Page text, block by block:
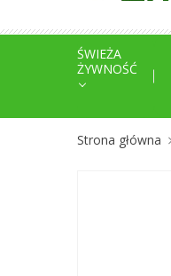
ŚWIEŻA
ŻYWNOŚĆ
Strona główna